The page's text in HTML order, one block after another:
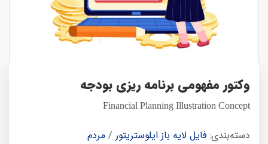
وکتور مفهومی برنامه ریزی بودجه
Financial Planning Illustration Concept
دسته‌بندی: فایل لایه باز ایلوستریتور / مردم